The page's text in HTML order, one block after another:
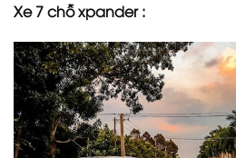
Xe 7 chỗ xpander :